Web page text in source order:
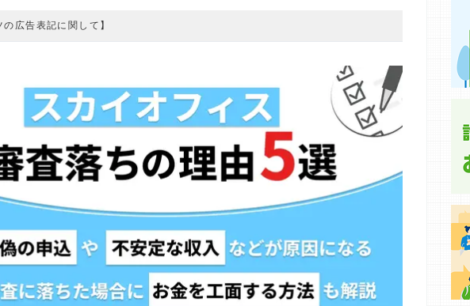
の広告表記に関して】
という収益モデルです。 ただし、特定の商品を根拠なくPRするものではなく、当
ユーザーへの口コミ収集などに基づき、公平性を担保した情報提供を行っていま